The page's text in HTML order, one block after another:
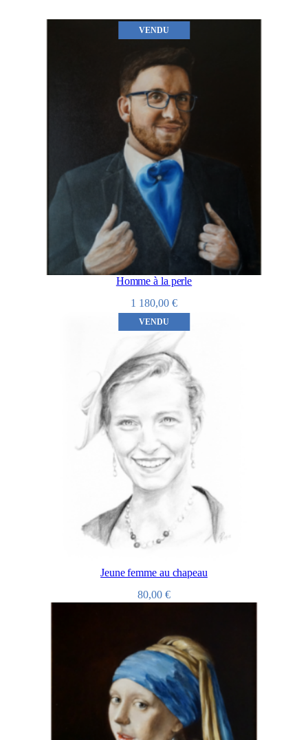
VENDU
Homme à la perle
1 180,00 €
VENDU
Jeune femme au chapeau
80,00 €